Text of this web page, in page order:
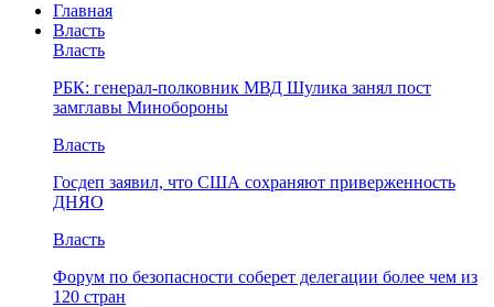
Главная
Власть
Власть
РБК: генерал-полковник МВД Шулика занял пост
замглавы Минобороны
Власть
Госдеп заявил, что США сохраняют приверженность
ДНЯО
Власть
Форум по безопасности соберет делегации более чем из
120 стран